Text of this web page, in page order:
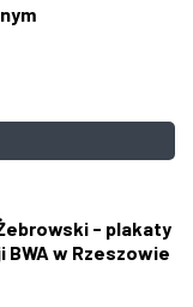
- plakaty
BWA w Rzeszowie